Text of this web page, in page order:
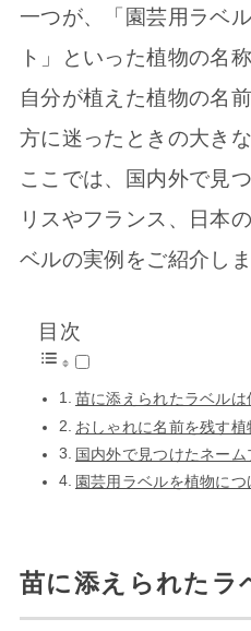
一つが、「園芸用ラベ
ト」といった植物の名
自分が植えた植物の名
方に迷ったときの大き
ここでは、国内外で見
リスやフランス、日本
ベルの実例をご紹介しま
目次
苗に添えられたラベルは
おしゃれに名前を残す植
国内外で見つけたネー
園芸用ラベルを植物につ
苗に添えられたラ